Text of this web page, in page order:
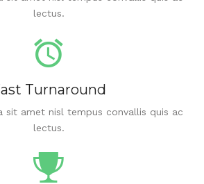
lectus.
Turnaround
sit amet nisl tempus convallis quis ac
lectus.